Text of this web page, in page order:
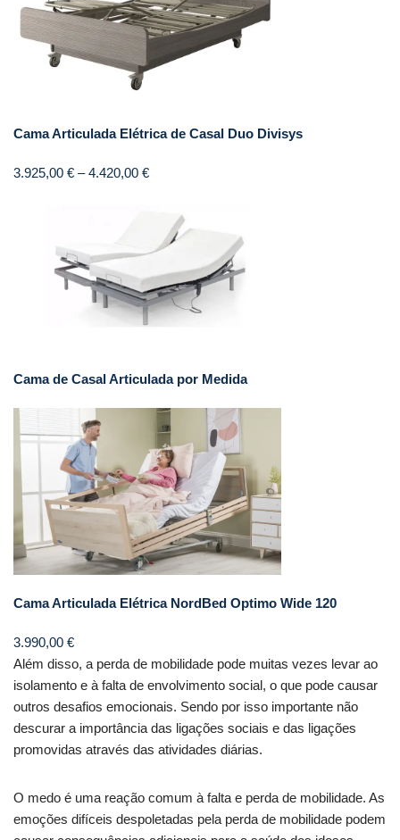
Cama Articulada Elétrica de Casal Duo Divisys
3.925,00 € – 4.420,00 €
Cama de Casal Articulada por Medida
Cama Articulada Elétrica NordBed Optimo Wide 120
3.990,00 €
Além disso, a perda de mobilidade pode muitas vezes levar ao
isolamento e à falta de envolvimento social, o que pode causar
outros desafios emocionais. Sendo por isso importante não
descurar a importância das ligações sociais e das ligações
promovidas através das atividades diárias.
O medo é uma reação comum à falta e perda de mobilidade. As
emoções difíceis despoletadas pela perda de mobilidade podem